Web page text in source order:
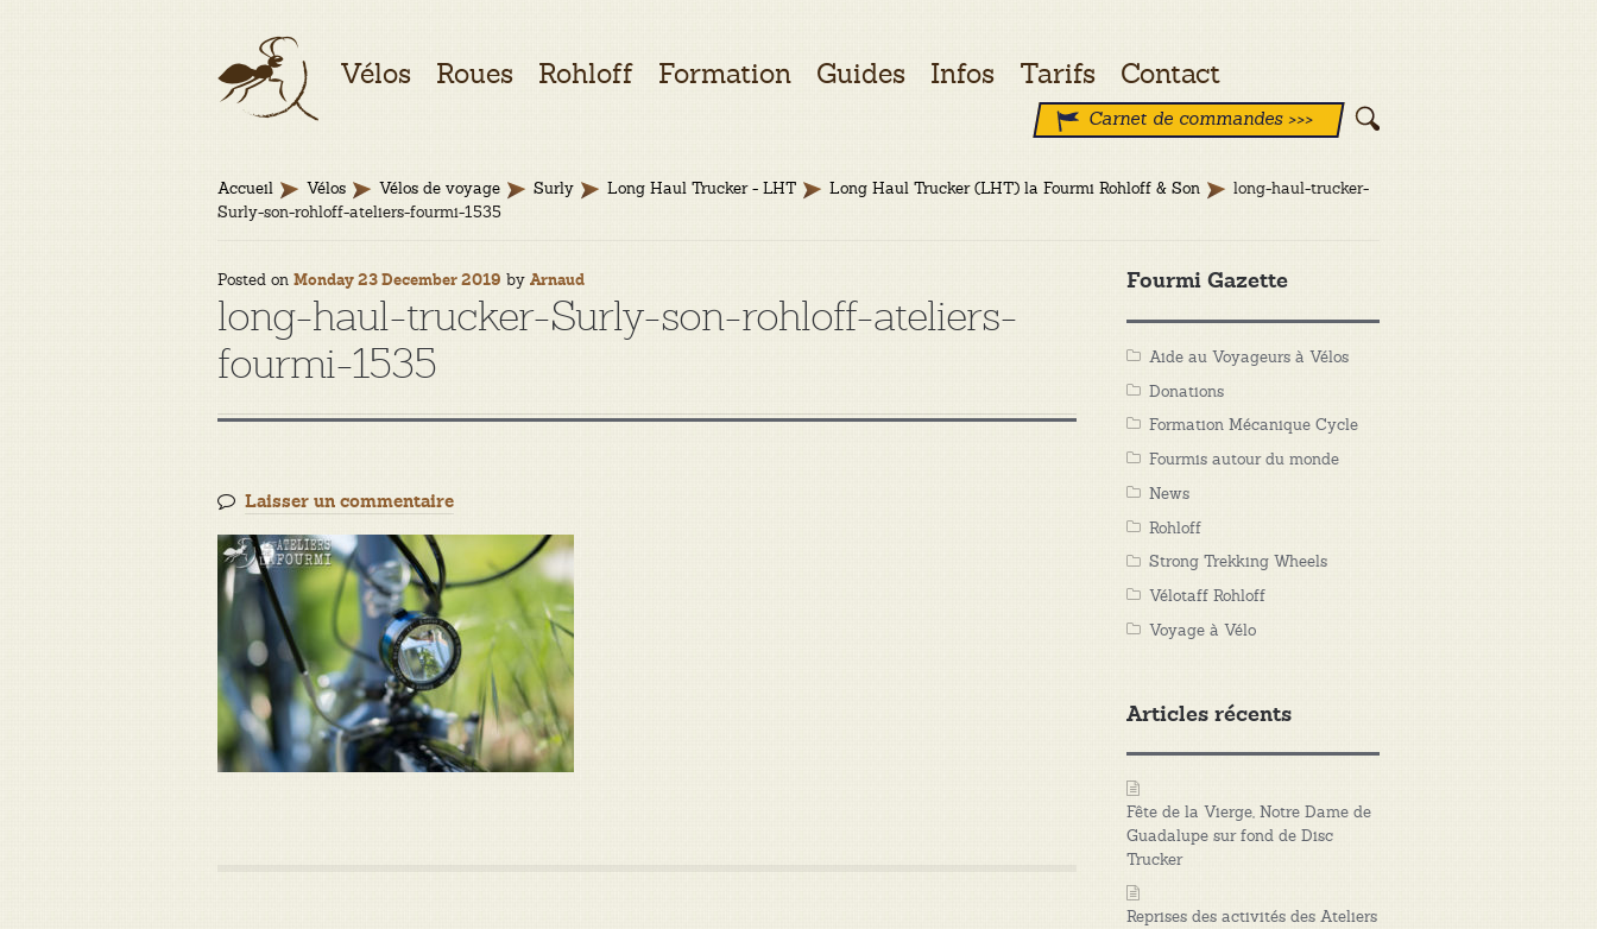
Aller
Aller
au
Vélos Roues Rohloff Formation Guides Infos Tarifs Contact
Carnet de commandes >>>
Accueil Vélos Vélos de voyage Surly Long Haul Trucker - LHT Long Haul Trucker (LHT) la Fourmi Rohloff & Son
long-haul-trucker-
Surly-son-rohloff-ateliers-fourmi-1535
Posted onMonday 23 December 2019 byArnaud
long-haul-trucker-Surly-son-rohloff-ateliers-
fourmi-1535
Laisser un commentaire
Fourmi Gazette
Aide au Voyageurs à Vélos
Donations
Formation Mécanique Cycle
Fourmis autour du monde
News
Rohloff
Strong Trekking Wheels
Vélotaff Rohloff
Voyage à Vélo
Articles récents
Fête de la Vierge, Notre Dame de
Guadalupe sur fond de Disc
Trucker
Reprises des activités des Ateliers